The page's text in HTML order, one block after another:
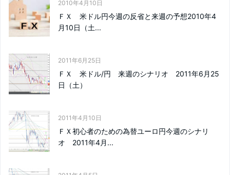
2010年4月10日
ＦＸ 米ドル円今週の反省と来週の予想2010年4
月10日（土...
2011年6月25日
ＦＸ 米ドル/円 来週のシナリオ 2011年6月25
日（土）
2011年4月10日
ＦＸ初心者のための為替ユーロ円今週のシナリ
オ 2011年4月...